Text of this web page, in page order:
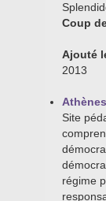
Coup
Ajouté
2013
Site
régime